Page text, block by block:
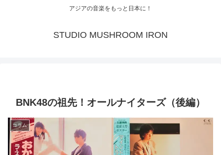
アジアの音楽をもっと日本に！
STUDIO MUSHROOM IRON
BNK48の祖先！オールナイターズ（後編）
コラム